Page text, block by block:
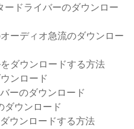
ードライバーのダウンロー
ーディオ急流のダウンロー
ダウンロードする方法
ンロード
ーのダウンロード
ダウンロード
ウンロードする方法